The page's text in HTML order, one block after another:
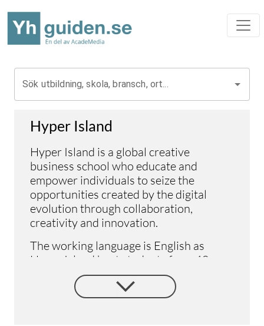
Sök utbildning, skola, bransch, ort...
Hyper Island
Hyper Island is a global creative
business school who educate and
empower individuals to seize the
opportunities created by the digital
evolution through collaboration,
creativity and innovation.
The working language is English as
Hyper Island host students from 40
different countries, a number that
continues to grow each year.